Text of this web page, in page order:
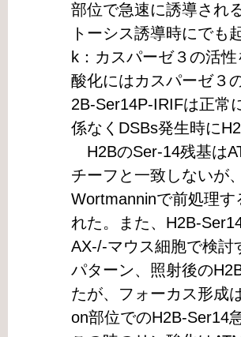
部位で急速に誘導され
トーシス誘導時にでも
k：カスパーゼ３の活
酸化にはカスパーゼ３
2B-Ser14P-IRIFは正常
係なくDSBs発生時に
H2BのSer-14残基は
チーフと一致しないが
Wortmanninで前処理
れた。また、H2B-
AX-/-マウス細胞で検討
パターン、照射後の
たが、フォーカス形成
on部位でのH2B-Ser14